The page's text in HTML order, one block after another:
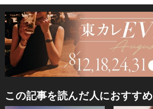
この記事を読んだ人におすすめ